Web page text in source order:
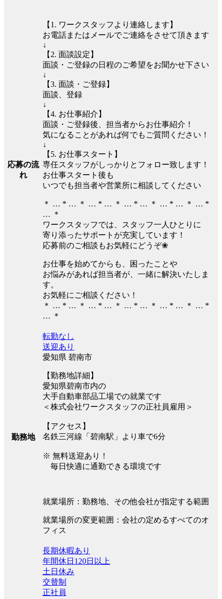
応募の流
れ
【1. ワークスタッフより連絡します】
お電話またはメールでご連絡をさせて頂きます
↓
【2. 面談設定】
面談・ご登録の日程のご希望をお聞かせ下さい
↓
【3. 面談・ご登録】
面談、登録
↓
【4. お仕事紹介】
面談・ご登録後、担当者からお仕事紹介！
気になることがあれば何でもご質問ください！
↓
【5. お仕事スタート】
専任スタッフがしっかりとフォロー致します！
お仕事スタート後も
いつでも担当者や営業所に相談してください
＊ … * … ＊ … * … ＊ … * … ＊ … * … ＊ … *
… ＊
ワークスタッフでは、スタッフ一人ひとりに
寄り添ったサポートが充実しています！
応募前のご相談もお気軽にどうぞ❀
お仕事を始めてからも、困ったことや
お悩みがあれば担当者が、一緒に解決いたしま
す。
お気軽にご相談ください！
＊ … * … ＊ … * … ＊ … * … ＊ … * … ＊ … *
… ＊
勤務地
転勤なし
送迎あり
愛知県 碧南市
【勤務地詳細】
愛知県碧南市内の
大手自動車部品工場での就業です
＜株式会社ワークスタッフの正社員雇用＞
【アクセス】
名鉄三河線「碧南駅」より車で6分
※ 無料送迎あり！
毎日快適に通勤できる環境です
就業場所：勤務地、その他会社が指定する範囲
就業場所の変更範囲：会社の定めるすべてのオ
フィス
長期休暇あり
年間休日120日以上
土日休み
交替制
正社員